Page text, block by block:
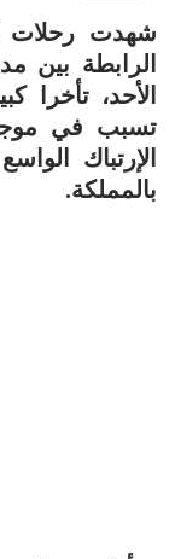
شهدت رحلات
الرابطة بين
الأحد، تأخرا
تسبب في
الإرتباك
بالمملكة.